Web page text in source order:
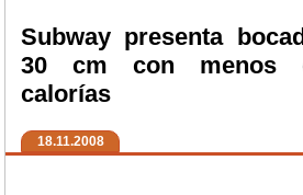
Subway presenta
30 cm con menos
calorías
18.11.2008